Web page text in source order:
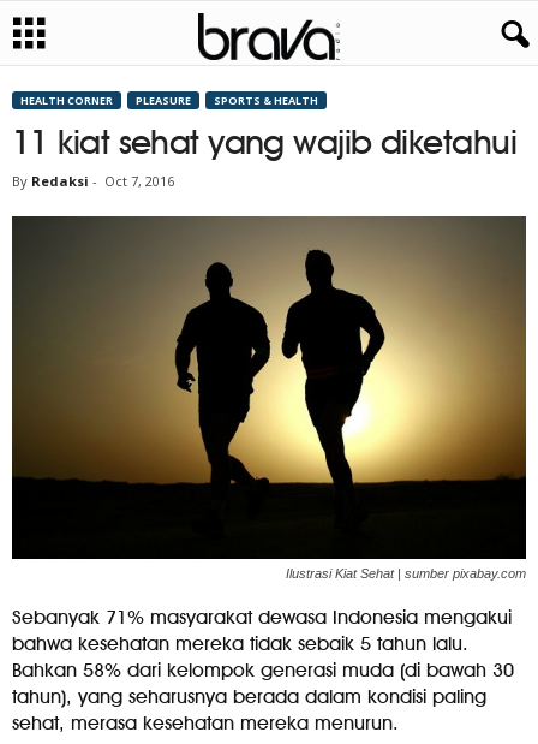
HEALTH CORNER PLEASURE SPORTS & HEALTH
11 kiat sehat yang wajib diketahui
By Redaksi - Oct 7, 2016
Ilustrasi Kiat Sehat | sumber pixabay.com
Sebanyak 71% masyarakat dewasa Indonesia mengakui
bahwa kesehatan mereka tidak sebaik 5 tahun lalu.
Bahkan 58% dari kelompok generasi muda (di bawah 30
tahun), yang seharusnya berada dalam kondisi paling
sehat, merasa kesehatan mereka menurun.